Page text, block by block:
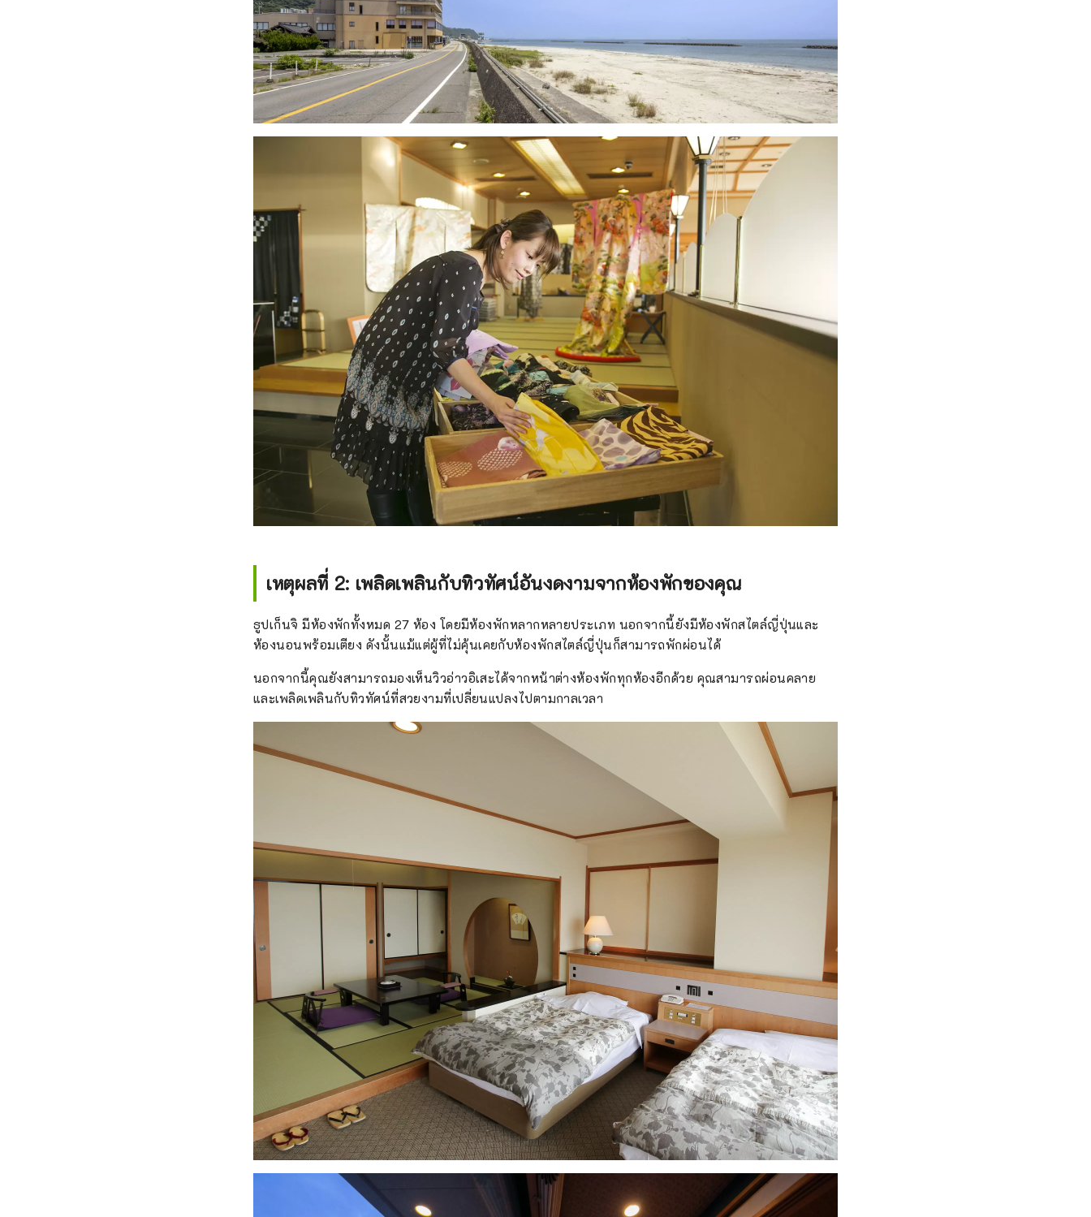
เหตุผลที่ 2: เพลิดเพลินกับทิวทัศน์อันงดงามจากห้องพักของคุณ
ธูปเก็นจิ มีห้องพักทั้งหมด 27 ห้อง โดยมีห้องพักหลากหลายประเภท นอกจากนี้ยังมีห้องพักสไตล์ญี่ปุ่นและ
ห้องนอนพร้อมเตียง ดังนั้นแม้แต่ผู้ที่ไม่คุ้นเคยกับห้องพักสไตล์ญี่ปุ่นก็สามารถพักผ่อนได้
นอกจากนี้คุณยังสามารถมองเห็นวิวอ่าวอิเสะได้จากหน้าต่างห้องพักทุกห้องอีกด้วย คุณสามารถผ่อนคลาย
และเพลิดเพลินกับทิวทัศน์ที่สวยงามที่เปลี่ยนแปลงไปตามกาลเวลา